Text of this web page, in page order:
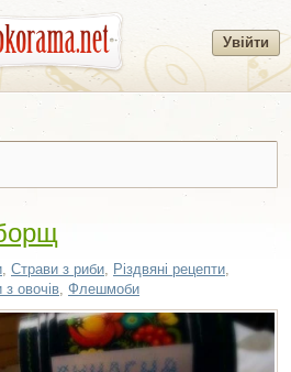
Увійти
, Страви з риби, Різдвяні рецепти,
з овочів, Флешмоби